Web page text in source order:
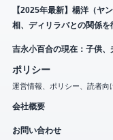
【2025年最新】楊洋（ヤ
相、ディリラバとの関係を
吉永小百合の現在：子供
ポリシー
運営情報、ポリシー、読者向
会社概要
お問い合わせ